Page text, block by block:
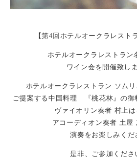
【第4回ホテルオークラレスト
ホテルオークラレストラン
ワイン会を開催致しま
ホテルオークラレストラン ソム
ご提案する中国料理 『桃花林』の御
ヴァイオリン奏者 村上
アコーディオン奏者 土屋
演奏をお楽しみくだ
是非、ご参加くださ